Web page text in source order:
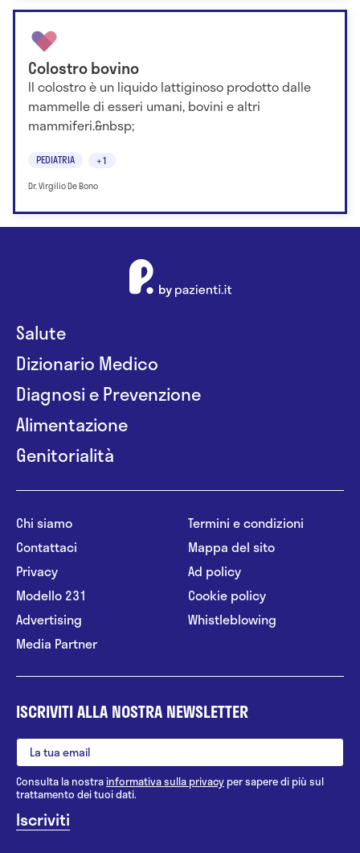
Colostro bovino
Il colostro è un liquido lattiginoso prodotto dalle
mammelle di esseri umani, bovini e altri
mammiferi.&nbsp;
PEDIATRIA +1
Dr. Virgilio De Bono
Salute
Dizionario Medico
Diagnosi e Prevenzione
Alimentazione
Genitorialità
Chi siamo
Contattaci
Privacy
Modello 231
Advertising
Media Partner
Termini e condizioni
Mappa del sito
Ad policy
Cookie policy
Whistleblowing
ISCRIVITI ALLA NOSTRA NEWSLETTER
Consulta la nostrainformativa sulla privacy per sapere di più sul
trattamento dei tuoi dati.